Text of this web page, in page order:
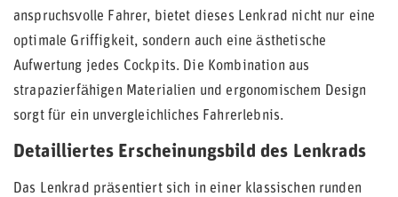
anspruchsvolle Fahrer, bietet dieses Lenkrad nicht nur eine
optimale Griffigkeit, sondern auch eine ästhetische
Aufwertung jedes Cockpits. Die Kombination aus
strapazierfähigen Materialien und ergonomischem Design
sorgt für ein unvergleichliches Fahrerlebnis.
Detailliertes Erscheinungsbild des Lenkrads
Das Lenkrad präsentiert sich in einer klassischen runden